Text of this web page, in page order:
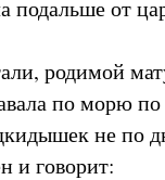
подальше от
родимой
по морю по
не по
и говорит: